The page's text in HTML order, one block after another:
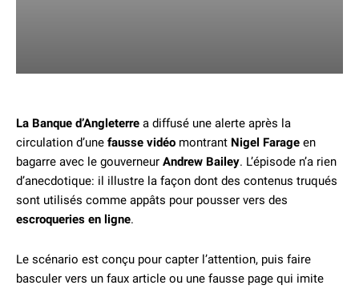
La Banque d’Angleterre a diffusé une alerte après la
circulation d’une fausse vidéo montrant Nigel Farage en
bagarre avec le gouverneur Andrew Bailey. L’épisode n’a rien
d’anecdotique: il illustre la façon dont des contenus truqués
sont utilisés comme appâts pour pousser vers des
escroqueries en ligne.
Le scénario est conçu pour capter l’attention, puis faire
basculer vers un faux article ou une fausse page qui imite